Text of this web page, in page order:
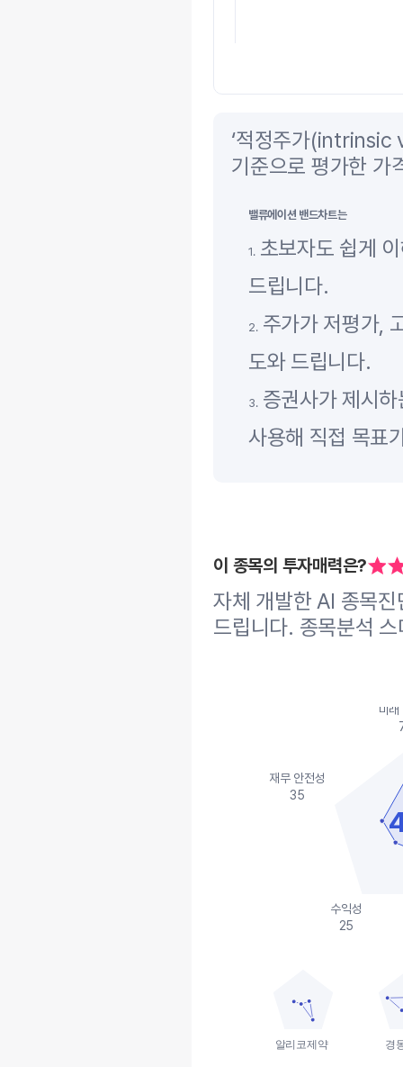
‘적정주가(intrinsic
기준으로 평가한 가
밸류에이션 밴드차트는
1. 초보자도 쉽게
드립니다.
2. 주가가 저평가,
도와 드립니다.
3. 증권사가 제시
사용해 직접 목표
이 종목의 투자매력은?
자체 개발한 AI 종목
드립니다. 종목분석
미
수익성
25
재무 안전성
35
알리코제약 경